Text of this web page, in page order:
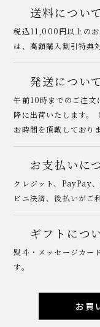
送料について
税込11,000円以上の
は、高額購入割引特典
発送について
午前10時までのご注文
降に出荷いたします。
お時間を頂戴しており
お支払いに
クレジット、PayPay
ビニ決済、後払いがご
ギフトにつ
熨斗・メッセージカー
す。
お買